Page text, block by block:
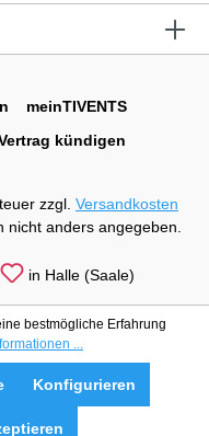
meinTIVENTS
kündigen
zzgl. Versandkosten
anders angegeben.
in Halle (Saale)
bestmögliche Erfahrung
...
Konfigurieren